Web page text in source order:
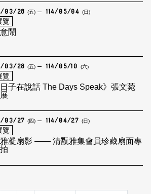
03/28 (五) 114/05/04 (日)
覽
鬧
03/28 (五) 114/05/10 (六)
覽
日子在說話 The Days Speak》張文菀
03/27 (四) 114/04/27 (日)
覽
凝扇影 —— 清翫雅集會員珍藏扇面專